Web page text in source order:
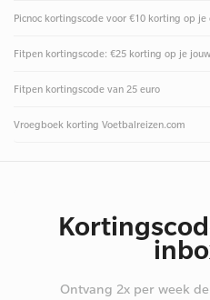
Picnoc kortingscode voor €10 korting op
Fitpen kortingscode: €25 korting op je
Fitpen kortingscode van 25 euro
Vroegboek korting Voetbalreizen.com
Ontvang 2x per week